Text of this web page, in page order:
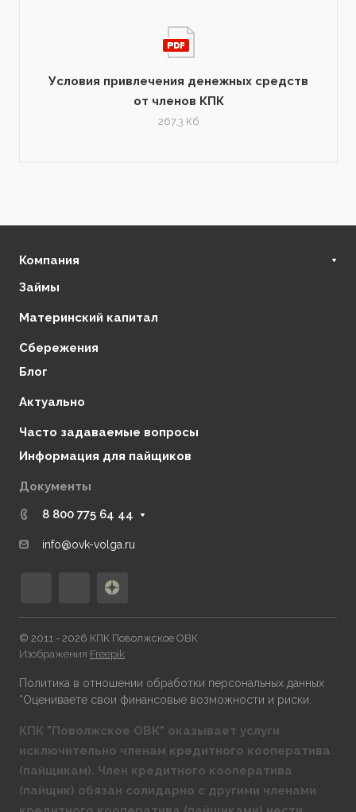
Условия привлечения денежных средств
от членов КПК
267,3 Кб
Компания
О нас
Финансовая стабильность
Отзывы
Партнеры
Контакты
Займы
Материнский капитал
Сбережения
Блог
Актуально
Часто задаваемые вопросы
Информация для пайщиков
Документы
8 800 775 64 44
info@ovk-volga.ru
© 2011 - 2026 КПК Поволжское ОВК
Изображения Freepik
Политика в отношении обработки персональных данных
*Оцениваете свои финансовые возможности и риски.
КПК "Поволжское ОВК" оказывает услуги
исключительно членам кредитного кооператива
(пайщикам). Член кредитного кооператива
(пайщик) обязан солидарно с другими членами